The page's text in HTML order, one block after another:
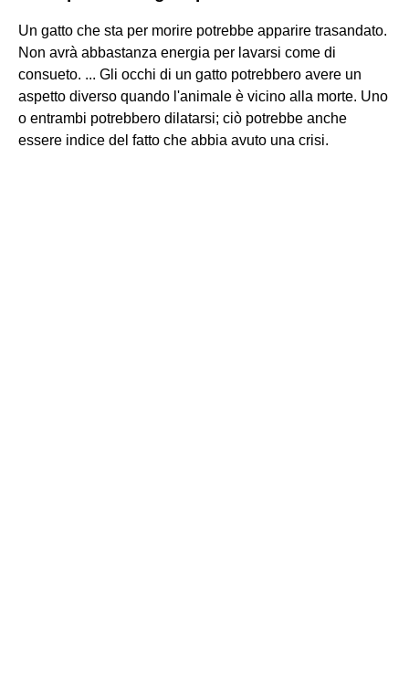
Un gatto che sta per morire potrebbe apparire trasandato.
Non avrà abbastanza energia per lavarsi come di
consueto. ... Gli occhi di un gatto potrebbero avere un
aspetto diverso quando l'animale è vicino alla morte. Uno
o entrambi potrebbero dilatarsi; ciò potrebbe anche
essere indice del fatto che abbia avuto una crisi.